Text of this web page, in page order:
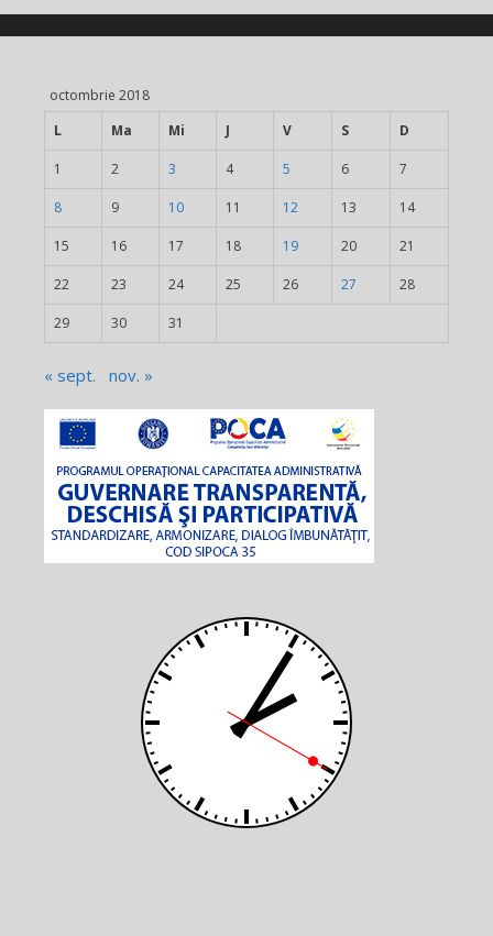
octombrie 2018
L
Ma Mi J V S D
1 2 3 4 5 6 7
8 9 10 11 12 13 14
15 16 17 18 19 20 21
22 23 24 25 26 27 28
29 30 31
« sept. nov. »